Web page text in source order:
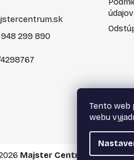
Tento web
webu
948 299 890
údajov
Majster Centrum s.r.o..